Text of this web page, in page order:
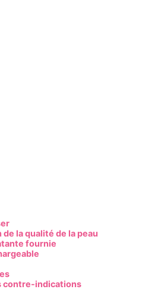
la qualité de la peau
fournie
contre-indications